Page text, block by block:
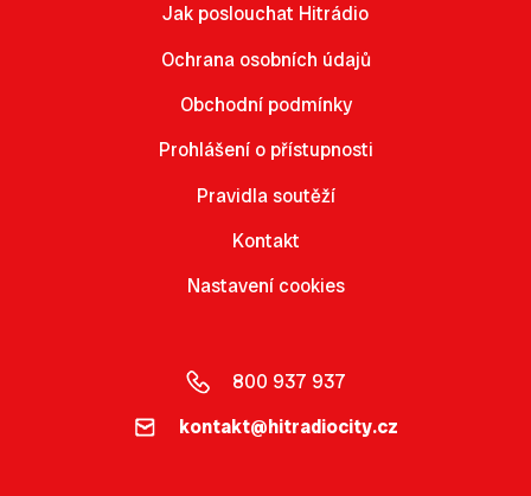
Jak poslouchat Hitrádio
Ochrana osobních údajů
Obchodní podmínky
Prohlášení o přístupnosti
Pravidla soutěží
Kontakt
Nastavení cookies
800 937 937
kontakt@hitradiocity.cz